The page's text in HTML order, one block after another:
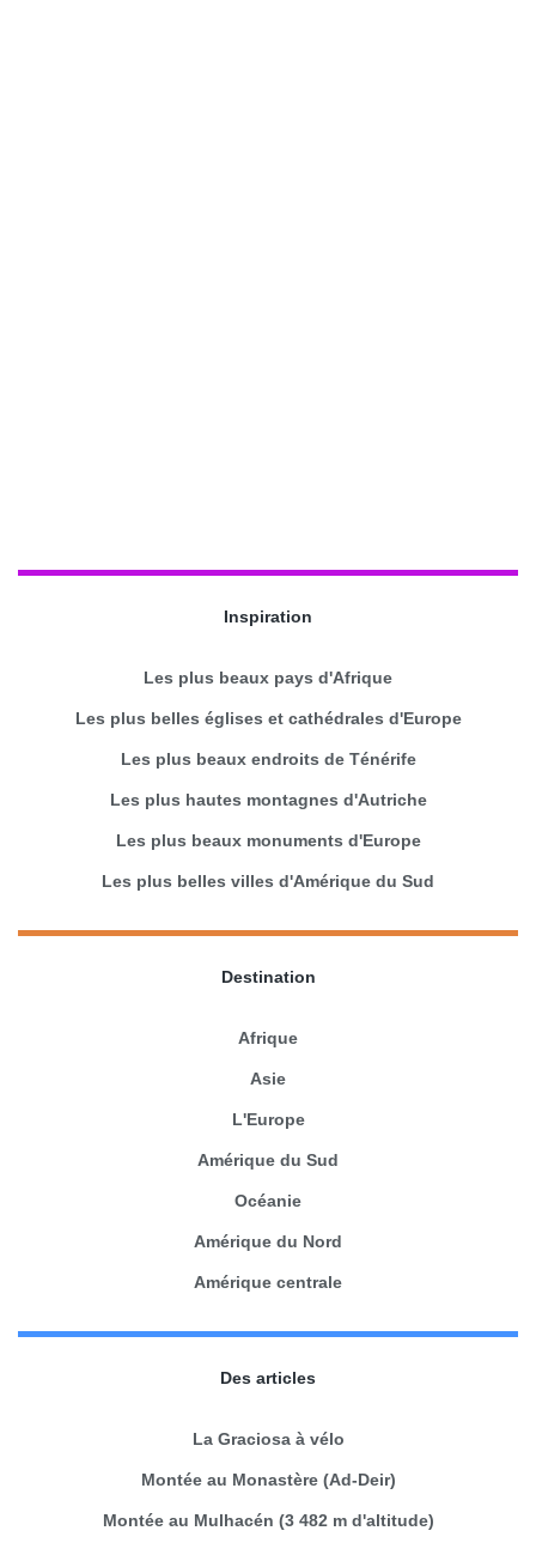
Inspiration
Les plus beaux pays d'Afrique
Les plus belles églises et cathédrales d'Europe
Les plus beaux endroits de Ténérife
Les plus hautes montagnes d'Autriche
Les plus beaux monuments d'Europe
Les plus belles villes d'Amérique du Sud
Destination
Afrique
Asie
L'Europe
Amérique du Sud
Océanie
Amérique du Nord
Amérique centrale
Des articles
La Graciosa à vélo
Montée au Monastère (Ad-Deir)
Montée au Mulhacén (3 482 m d'altitude)